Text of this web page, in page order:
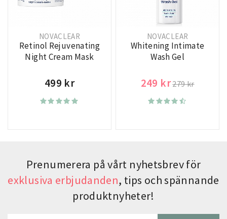
NOVACLEAR
Retinol Rejuvenating
Night Cream Mask
499 kr
NOVACLEAR
Whitening Intimate
Wash Gel
249 kr279 kr
Prenumerera på vårt nyhetsbrev för
exklusiva erbjudanden, tips och spännande
produktnyheter!